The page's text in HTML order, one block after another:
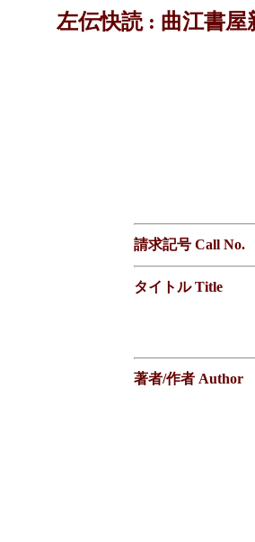
左伝快読 : 曲江書屋
請求記号 Call No.
タイトル Title
著者/作者 Author